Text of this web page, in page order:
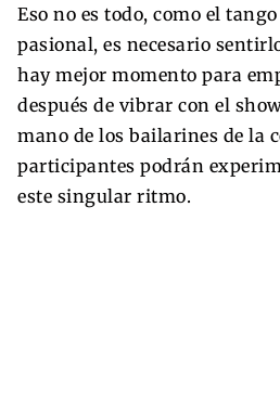
Eso no es todo, como el
pasional, es necesario
hay mejor momento para
después de vibrar con el
mano de los bailarines de la
participantes podrán
este singular ritmo.